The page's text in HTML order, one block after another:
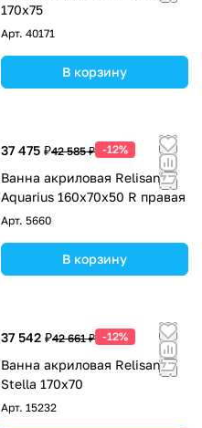
170х75
Арт. 40171
В корзину
37 475 ₽42 585 ₽ -12%
Ванна акриловая Relisan
Aquarius 160х70х50 R правая
Арт. 5660
В корзину
37 542 ₽42 661 ₽ -12%
Ванна акриловая Relisan
Stella 170х70
Арт. 15232